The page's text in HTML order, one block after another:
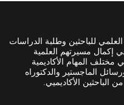
للباحثين وطلبة الدراسات
إكمال مسيرتهم العلمية
مختلف المهام الأكاديمية
الماجستير والدكتوراه
الأكاديميي.